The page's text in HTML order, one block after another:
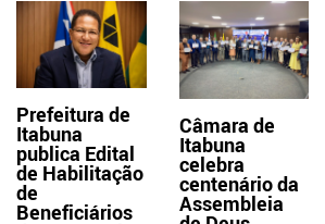
Prefeitura de
Itabuna
publica Edital
de Habilitação
de
Beneficiários
Câmara de
Itabuna
celebra
centenário da
Assembleia